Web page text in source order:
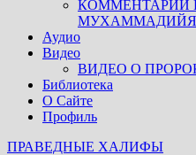
КОММЕНТАРИИ
Аудио
Видео
ВИДЕО О
Библиотека
О Сайте
Профиль
ПРАВЕДНЫЕ ХАЛИФЫ